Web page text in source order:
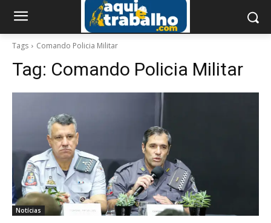
Tags Comando Policia Militar
Tag: Comando Policia Militar
Notícias